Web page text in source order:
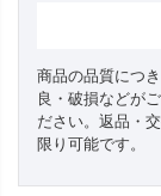
商品の品質につ
良・破損などが
ださい。返品・
限り可能です。